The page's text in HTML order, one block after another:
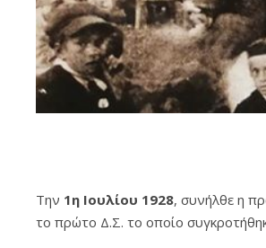
Την 1η Ιουλίου 1928, συνήλθε η
το πρώτο Δ.Σ. το οποίο